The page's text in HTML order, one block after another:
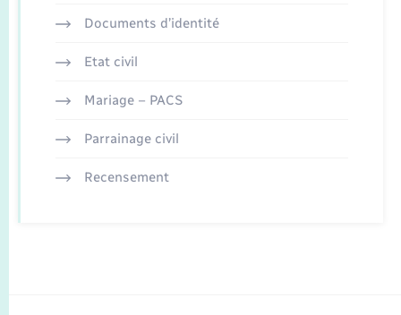
Documents d’identité
Etat civil
Mariage – PACS
Parrainage civil
Recensement